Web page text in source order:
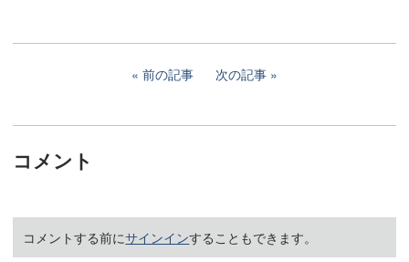
前の記事 次の記事
コメント
コメントする前にサインインすることもできます。